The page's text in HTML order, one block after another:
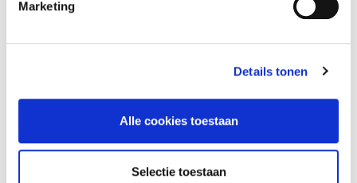
Marketing
Details tonen
Alle cookies toestaan
Selectie toestaan
leiden, in elke levensfase. Wij verwelkomen je
Actuele vacatures vind je op
www.werkenbijvivium.nl
onze recruiter:
Mirjam 06-15 89 92 55